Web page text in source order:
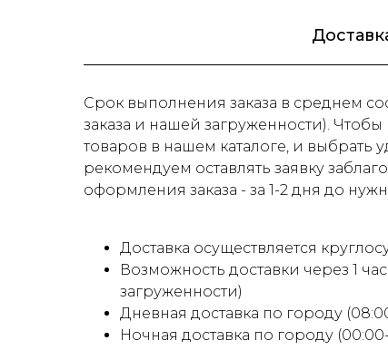
Срок выполнения заказа в среднем
заказа и нашей загруженности).
товаров в нашем каталоге, и выбрать
рекомендуем оставлять заявку
оформления заказа - за 1-2 дня до
Доставка осуществляется
Возможность доставки через 1
загруженности)
Дневная доставка по городу
Ночная доставка по городу